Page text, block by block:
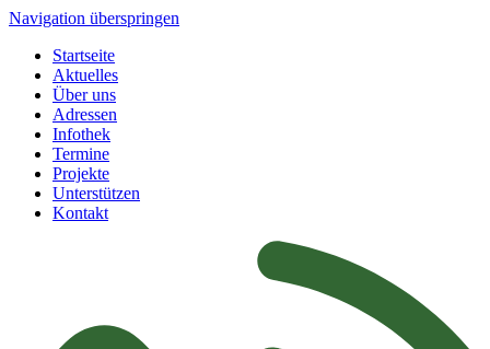
Navigation überspringen
Startseite
Aktuelles
Über uns
Adressen
Infothek
Termine
Projekte
Unterstützen
Kontakt